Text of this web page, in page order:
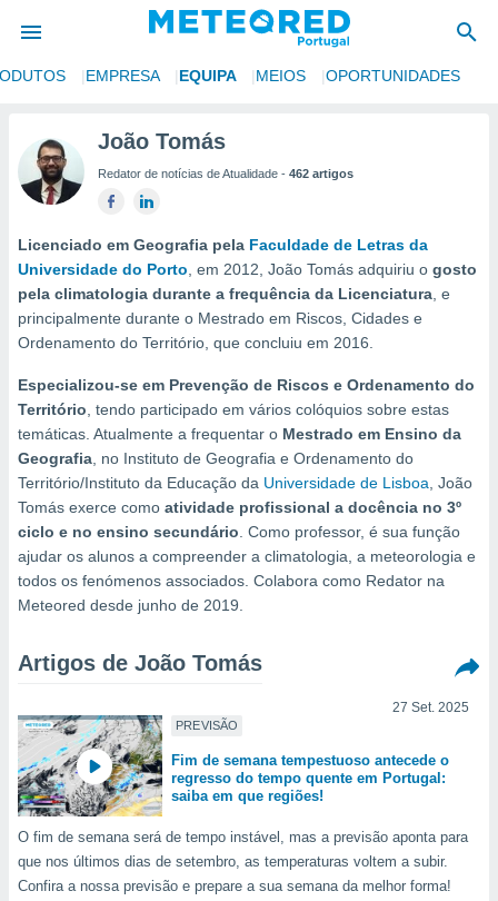
foi
as
fornecidas
a este
das
e
forma
digital
recolhidas
ou
permite-
a nossa
de alta
ao
a
todos os
ou
CONFIGURAÇÕES
EMPRESA EQUIPA MEIOS OPORTUNIDADES
João Tomás
Redator de notícias de Atualidade - 462 artigos
Licenciado em Geografia pela Faculdade de Letras da
Universidade do Porto, em 2012, João Tomás adquiriu o gosto
pela climatologia durante a frequência da Licenciatura, e
principalmente durante o Mestrado em Riscos, Cidades e
Ordenamento do Território, que concluiu em 2016.
Especializou-se em Prevenção de Riscos e Ordenamento do
Território, tendo participado em vários colóquios sobre estas
temáticas. Atualmente a frequentar o Mestrado em Ensino da
Geografia, no Instituto de Geografia e Ordenamento do
Território/Instituto da Educação da Universidade de Lisboa, João
Tomás exerce como atividade profissional a docência no 3º
ciclo e no ensino secundário. Como professor, é sua função
ajudar os alunos a compreender a climatologia, a meteorologia e
todos os fenómenos associados. Colabora como Redator na
Meteored desde junho de 2019.
Artigos de João Tomás
PREVISÃO
27 Set. 2025
Fim de semana tempestuoso antecede o
regresso do tempo quente em Portugal:
saiba em que regiões!
O fim de semana será de tempo instável, mas a previsão aponta para
que nos últimos dias de setembro, as temperaturas voltem a subir.
Confira a nossa previsão e prepare a sua semana da melhor forma!